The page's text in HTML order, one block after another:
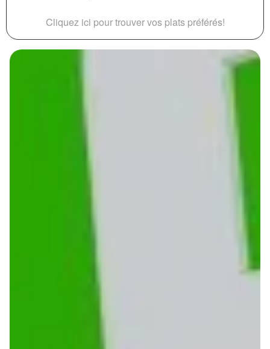
Cliquez ici pour trouver vos plats préférés!